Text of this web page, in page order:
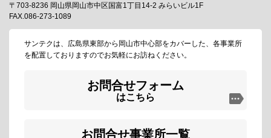
〒703-8236 岡山県岡山市中区国富1丁目14-2 みらいビル1F
FAX.086-273-1089
サンテクは、広島県東部から岡山市中心部をカバーした、各事業所
を配置しておりますのでお気軽にお訪ねください。
お問合せフォーム
はこちら
お問合せ事業所一覧